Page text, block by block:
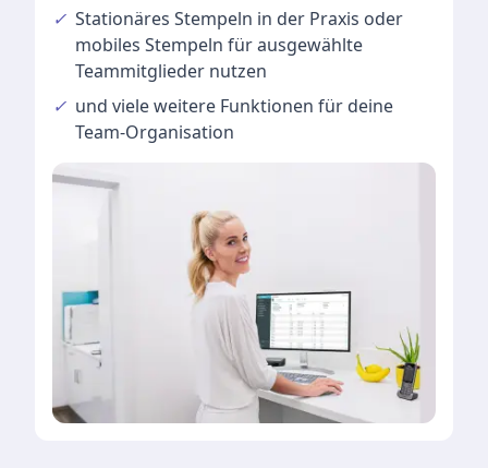
✓ Stationäres Stempeln in der Praxis oder
mobiles Stempeln für ausgewählte
Teammitglieder nutzen
✓ und vieleweitere Funktionen für deine
Team-Organisation